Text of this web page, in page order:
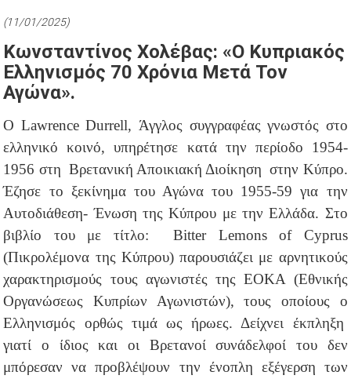
(11/01/2025)
Κωνσταντίνος Χολέβας: «Ο Κυπριακός
Ελληνισμός 70 Χρόνια Μετά Τον
Αγώνα».
Ο Lawrence Durrell, Άγγλος συγγραφέας γνωστός στο
ελληνικό κοινό, υπηρέτησε κατά την περίοδο 1954-
1956 στη Βρετανική Αποικιακή Διοίκηση στην Κύπρο.
Έζησε το ξεκίνημα του Αγώνα του 1955-59 για την
Αυτοδιάθεση- Ένωση της Κύπρου με την Ελλάδα. Στο
βιβλίο του με τίτλο: Bitter Lemons of Cyprus
(Πικρολέμονα της Κύπρου) παρουσιάζει με αρνητικούς
χαρακτηρισμούς τους αγωνιστές της ΕΟΚΑ (Εθνικής
Οργανώσεως Κυπρίων Αγωνιστών), τους οποίους ο
Ελληνισμός ορθώς τιμά ως ήρωες. Δείχνει έκπληξη
γιατί ο ίδιος και οι Βρετανοί συνάδελφοί του δεν
μπόρεσαν να προβλέψουν την ένοπλη εξέγερση των